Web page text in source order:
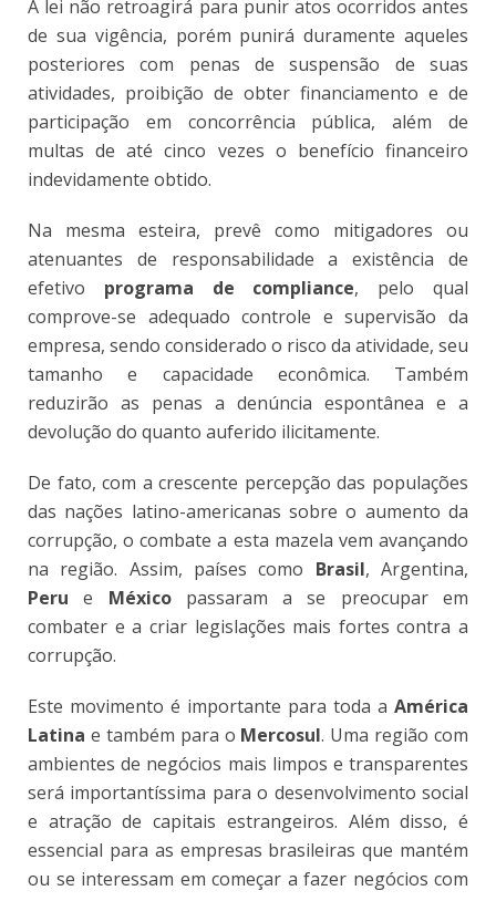
A lei não retroagirá para punir atos ocorridos antes
de sua vigência, porém punirá duramente aqueles
posteriores com penas de suspensão de suas
atividades, proibição de obter financiamento e de
participação em concorrência pública, além de
multas de até cinco vezes o benefício financeiro
indevidamente obtido.
Na mesma esteira, prevê como mitigadores ou
atenuantes de responsabilidade a existência de
efetivo programa de compliance, pelo qual
comprove-se adequado controle e supervisão da
empresa, sendo considerado o risco da atividade, seu
tamanho e capacidade econômica. Também
reduzirão as penas a denúncia espontânea e a
devolução do quanto auferido ilicitamente.
De fato, com a crescente percepção das populações
das nações latino-americanas sobre o aumento da
corrupção, o combate a esta mazela vem avançando
na região. Assim, países como Brasil, Argentina,
Peru e Méxicopassaram a se preocupar em
combater e a criar legislações mais fortes contra a
corrupção.
Este movimento é importante para toda a América
Latina e também para o Mercosul. Uma região com
ambientes de negócios mais limpos e transparentes
será importantíssima para o desenvolvimento social
e atração de capitais estrangeiros. Além disso, é
essencial para as empresas brasileiras que mantém
ou se interessam em começar a fazer negócios com